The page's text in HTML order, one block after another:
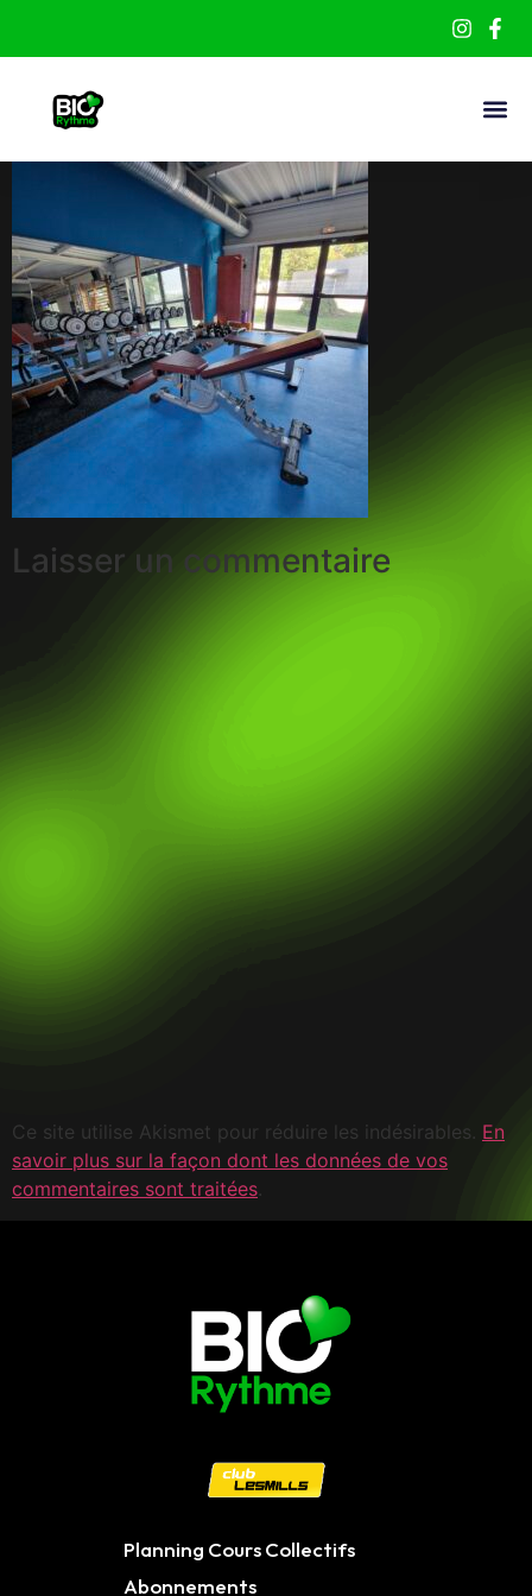
Laisser un commentaire
Ce site utilise Akismet pour réduire les indésirables. En
savoir plus sur la façon dont les données de vos
commentaires sont traitées.
Planning Cours Collectifs
Abonnements